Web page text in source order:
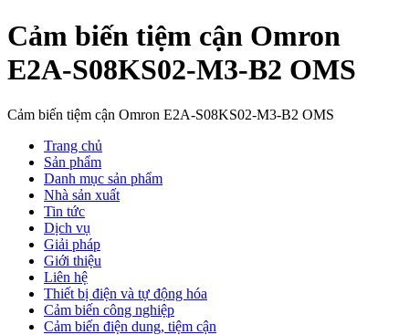
Cảm biến tiệm cận Omron
E2A-S08KS02-M3-B2 OMS
Cảm biến tiệm cận Omron E2A-S08KS02-M3-B2 OMS
Trang chủ
Sản phẩm
Danh mục sản phẩm
Nhà sản xuất
Tin tức
Dịch vụ
Giải pháp
Giới thiệu
Liên hệ
Thiết bị điện và tự động hóa
Cảm biến công nghiệp
Cảm biến điện dung, tiệm cận